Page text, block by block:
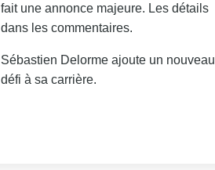
fait une annonce majeure. Les détails
dans les commentaires.
Sébastien Delorme ajoute un nouveau
défi à sa carrière.